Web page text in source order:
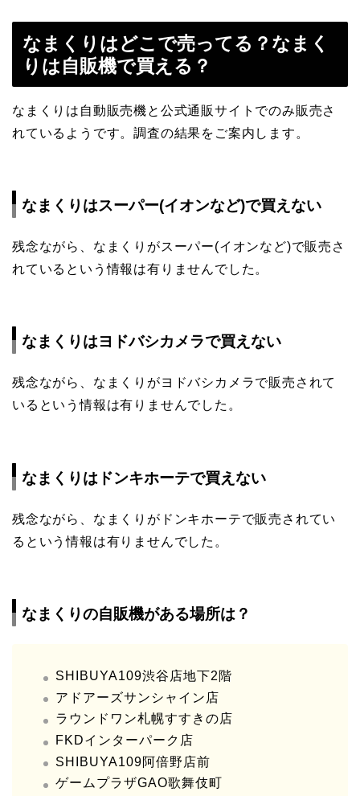
なまくりはどこで売ってる？なまく
りは自販機で買える？
なまくりは自動販売機と公式通販サイトでのみ販売さ
れているようです。調査の結果をご案内します。
なまくりはスーパー(イオンなど)で買えない
残念ながら、なまくりがスーパー(イオンなど)で販売さ
れているという情報は有りませんでした。
なまくりはヨドバシカメラで買えない
残念ながら、なまくりがヨドバシカメラで販売されて
いるという情報は有りませんでした。
なまくりはドンキホーテで買えない
残念ながら、なまくりがドンキホーテで販売されてい
るという情報は有りませんでした。
なまくりの自販機がある場所は？
SHIBUYA109渋谷店地下2階
アドアーズサンシャイン店
ラウンドワン札幌すすきの店
FKDインターパーク店
SHIBUYA109阿倍野店前
ゲームプラザGAO歌舞伎町